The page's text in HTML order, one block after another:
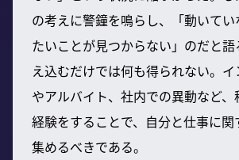
の考えに警鐘を鳴らし、「動いてい
たいことが見つからない」のだと
え込むだけでは何も得られない。
やアルバイト、社内での異動など
経験をすることで、自分と仕事に関
集めるべきである。